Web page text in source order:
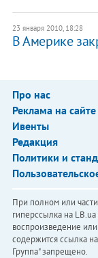
23 января 2010, 18:28
В Америке
Про нас
Реклама на сайте
Ивенты
Редакция
Политики и
При полном или
гиперссылка на
воспроизведение
содержится ссылка
Группа" запрещено.